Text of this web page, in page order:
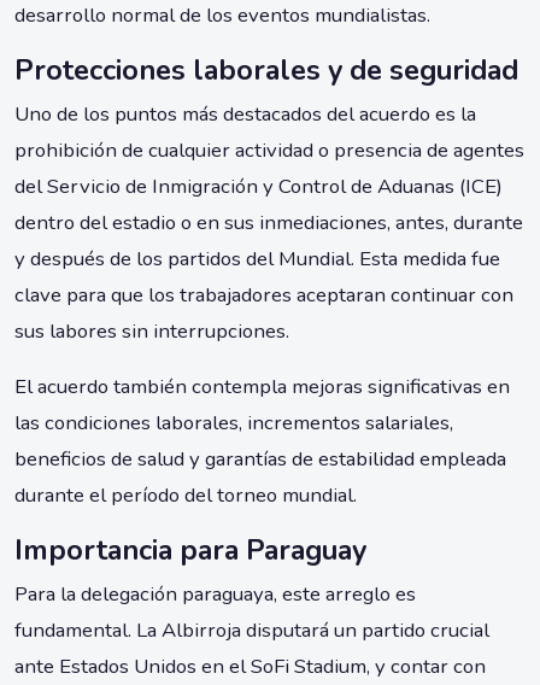
desarrollo normal de los eventos mundialistas.
Protecciones laborales y de seguridad
Uno de los puntos más destacados del acuerdo es la
prohibición de cualquier actividad o presencia de agentes
del Servicio de Inmigración y Control de Aduanas (ICE)
dentro del estadio o en sus inmediaciones, antes, durante
y después de los partidos del Mundial. Esta medida fue
clave para que los trabajadores aceptaran continuar con
sus labores sin interrupciones.
El acuerdo también contempla mejoras significativas en
las condiciones laborales, incrementos salariales,
beneficios de salud y garantías de estabilidad empleada
durante el período del torneo mundial.
Importancia para Paraguay
Para la delegación paraguaya, este arreglo es
fundamental. La Albirroja disputará un partido crucial
ante Estados Unidos en el SoFi Stadium, y contar con